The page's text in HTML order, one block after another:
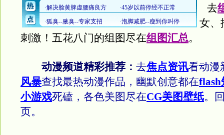
去
女、
刺激！五花八门的组图尽在组图汇总。
动漫频道精彩推荐： 去焦点资讯看动漫
风暴查找最热动漫作品，幽默创意都在flash
小游戏死磕，各色美图尽在CG美图壁纸。
页。